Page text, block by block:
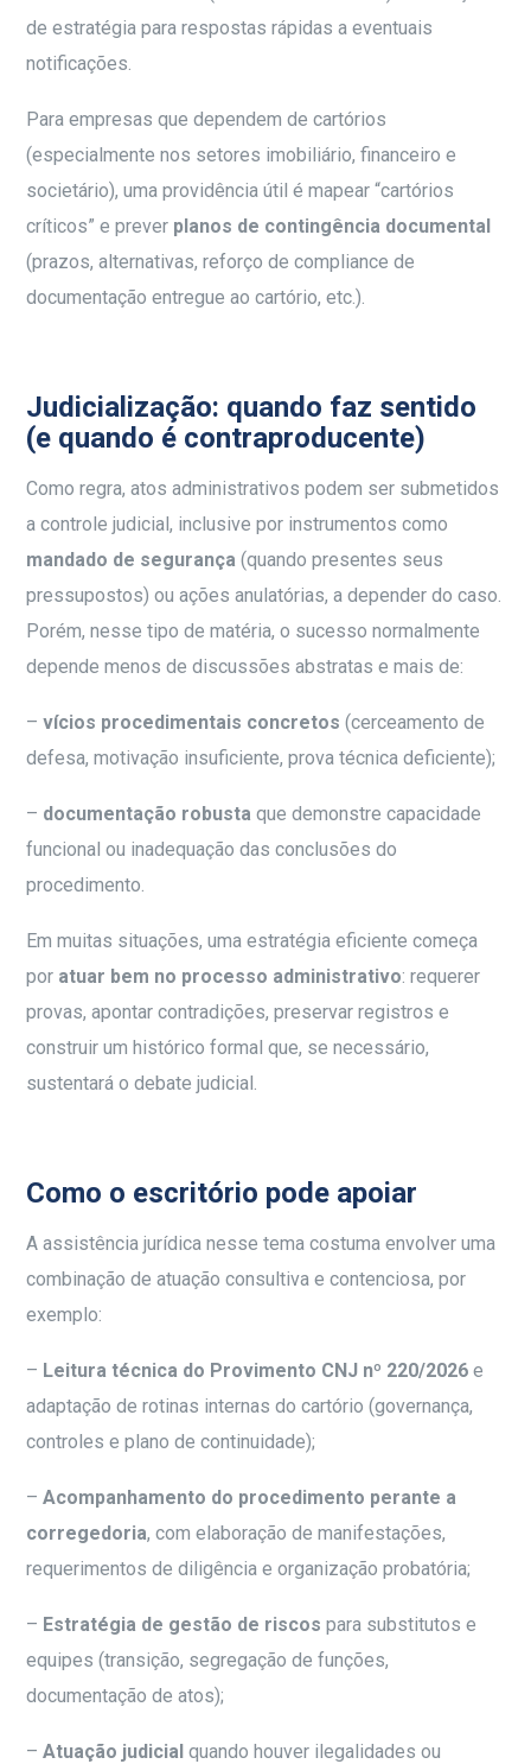
de estratégia para respostas rápidas a eventuais
notificações.
Para empresas que dependem de cartórios
(especialmente nos setores imobiliário, financeiro e
societário), uma providência útil é mapear “cartórios
críticos” e prever planos de contingência documental
(prazos, alternativas, reforço de compliance de
documentação entregue ao cartório, etc.).
Judicialização: quando faz sentido
(e quando é contraproducente)
Como regra, atos administrativos podem ser submetidos
a controle judicial, inclusive por instrumentos como
mandado de segurança (quando presentes seus
pressupostos) ou ações anulatórias, a depender do caso.
Porém, nesse tipo de matéria, o sucesso normalmente
depende menos de discussões abstratas e mais de:
–vícios procedimentais concretos (cerceamento de
defesa, motivação insuficiente, prova técnica deficiente);
– documentação robusta que demonstre capacidade
funcional ou inadequação das conclusões do
procedimento.
Em muitas situações, uma estratégia eficiente começa
por atuar bem no processo administrativo: requerer
provas, apontar contradições, preservar registros e
construir um histórico formal que, se necessário,
sustentará o debate judicial.
Como o escritório pode apoiar
A assistência jurídica nesse tema costuma envolver uma
combinação de atuação consultiva e contenciosa, por
exemplo:
– Leitura técnica do Provimento CNJ nº 220/2026 e
adaptação de rotinas internas do cartório (governança,
controles e plano de continuidade);
–Acompanhamento do procedimento perante a
corregedoria, com elaboração de manifestações,
requerimentos de diligência e organização probatória;
– Estratégia de gestão de riscos para substitutos e
equipes (transição, segregação de funções,
documentação de atos);
–Atuação judicial quando houver ilegalidades ou